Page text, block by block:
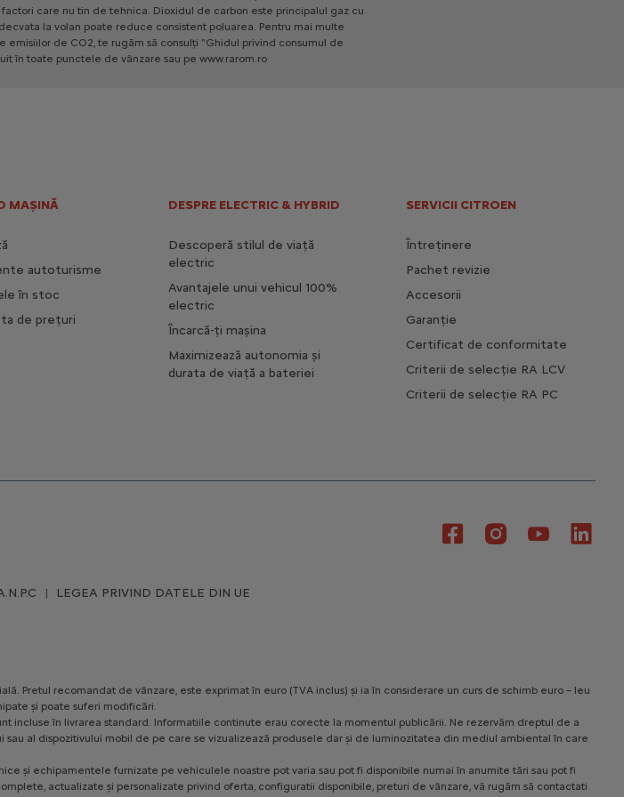
Noul C3 MAX
Caracteristici principale
Electric
26 760 € Cu TVA
factori care nu tin de tehnica. Dioxidul de carbon este principalul gaz cu
la volan poate reduce consistent poluarea. Pentru mai multe
emisiilor de CO2, te rugăm să consulți "Ghidul privind consumul de
în toate punctele de vânzare sau pe www.rarom.ro
MAȘINĂ
autoturisme
în stoc
de prețuri
DESPRE ELECTRIC & HYBRID
Descoperă stilul de viață
electric
Avantajele unui vehicul 100%
electric
Încarcă-ți mașina
Maximizează autonomia și
durata de viață a bateriei
SERVICII CITROEN
Întreținere
Pachet revizie
Accesorii
Garanție
Certificat de conformitate
Criterii de selecție RA LCV
Criterii de selecție RA PC
LEGEA PRIVIND DATELE DIN UE
Pretul recomandat de vânzare, este exprimat în euro (TVA inclus) și ia în considerare un curs de schimb euro – leu
și poate suferi modificări.
incluse în livrarea standard. Informatiile continute erau corecte la momentul publicării. Ne rezervăm dreptul de a
al dispozitivului mobil de pe care se vizualizează produsele dar și de luminozitatea din mediul ambiental în care
și echipamentele furnizate pe vehiculele noastre pot varia sau pot fi disponibile numai în anumite tări sau pot fi
actualizate și personalizate privind oferta, configuratii disponibile, preturi de vânzare, vă rugăm să contactati